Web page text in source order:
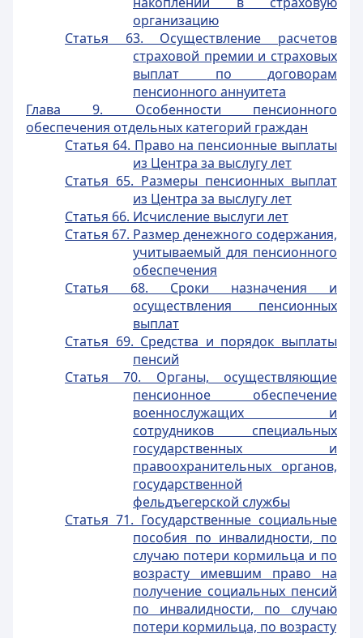
организацию
Статья 63. Осуществление расчетов
страховой премии и страховых
выплат по договорам
пенсионного аннуитета
Глава 9. Особенности пенсионного
обеспечения отдельных категорий граждан
Статья 64. Право на пенсионные выплаты
из Центра за выслугу лет
Статья 65. Размеры пенсионных выплат
из Центра за выслугу лет
Статья 66. Исчисление выслуги лет
Статья 67. Размер денежного содержания,
учитываемый для пенсионного
обеспечения
Статья 68. Сроки назначения и
осуществления пенсионных
выплат
Статья 69. Средства и порядок выплаты
пенсий
Статья 70. Органы, осуществляющие
пенсионное обеспечение
военнослужащих и
сотрудников специальных
государственных и
правоохранительных органов,
государственной
фельдъегерской службы
Статья 71. Государственные социальные
пособия по инвалидности, по
случаю потери кормильца и по
возрасту имевшим право на
получение социальных пенсий
по инвалидности, по случаю
потери кормильца, по возрасту